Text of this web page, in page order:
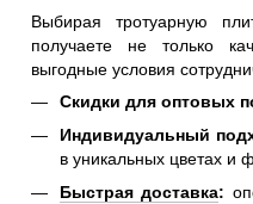
Выбирая тротуарную
получаете не только
выгодные условия
Скидки для оптовых
Индивидуальный
в уникальных цветах и
Быстрая доставка: